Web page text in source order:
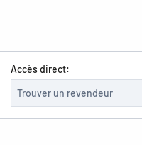
Accès direct: